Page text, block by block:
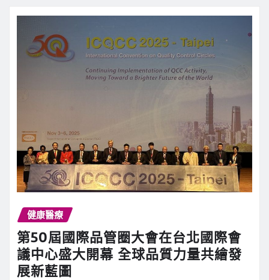
健康醫療
第50屆國際品管圈大會在台北國際會
議中心盛大開幕 全球品質力量共繪發
展新藍圖